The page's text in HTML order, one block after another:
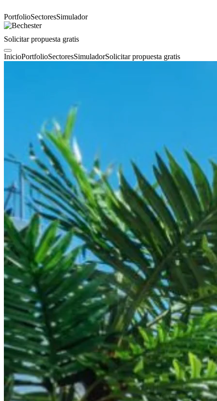
PortfolioSectoresSimulador
Solicitar propuesta gratis
InicioPortfolioSectoresSimuladorSolicitar propuesta gratis